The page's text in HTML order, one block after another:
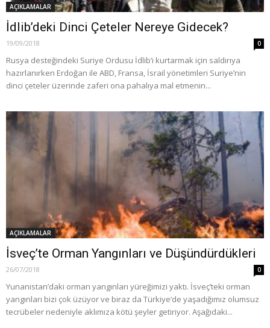
AÇIKLAMALAR
İdlib’deki Dinci Çeteler Nereye Gidecek?
19/09/2018 0
Rusya desteğindeki Suriye Ordusu İdlib’i kurtarmak için saldırıya
hazırlanırken Erdoğan ile ABD, Fransa, İsrail yönetimleri Suriye’nin
dinci çeteler üzerinde zaferi ona pahalıya mal etmenin...
AÇIKLAMALAR
İsveç’te Orman Yangınları ve Düşündürdükleri
26/07/2018 0
Yunanistan’daki orman yangınları yüreğimizi yaktı. İsveç’teki orman
yangınları bizi çok üzüyor ve biraz da Türkiye’de yaşadığımız olumsuz
tecrübeler nedeniyle aklımıza kötü şeyler getiriyor. Aşağıdaki...